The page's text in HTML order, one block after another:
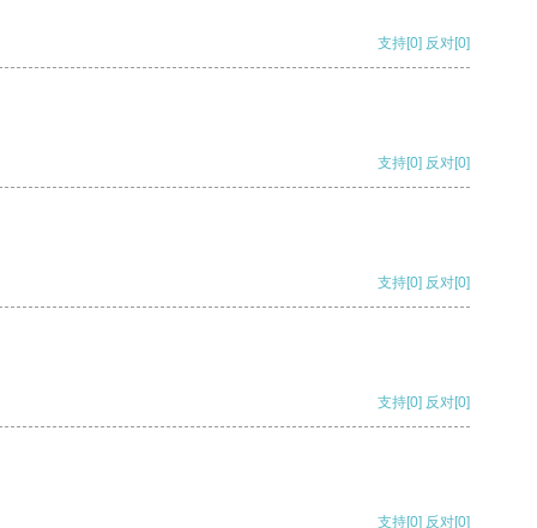
支持[0] 反对[0]
支持[0] 反对[0]
支持[0] 反对[0]
支持[0] 反对[0]
支持[0] 反对[0]